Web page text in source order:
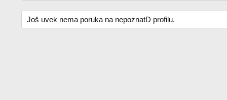
Još uvek nema poruka na nepoznatD profilu.